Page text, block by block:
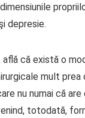
depresie.
că există o
mult
nu numai că
totodată,